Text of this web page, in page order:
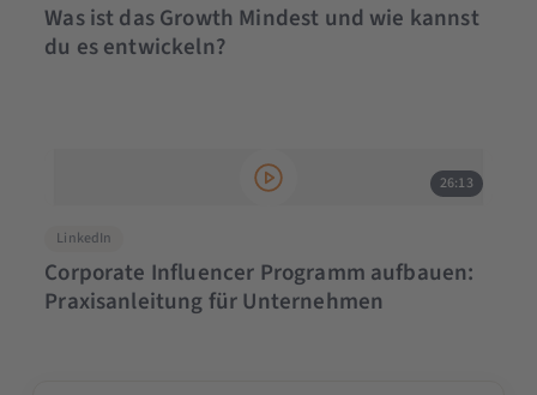
Was ist das Growth Mindest und wie kannst
du es entwickeln?
26:13
LinkedIn
Corporate Influencer Programm aufbauen:
Praxisanleitung für Unternehmen